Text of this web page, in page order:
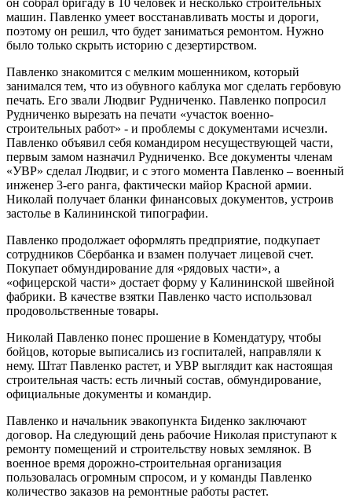
он собрал бригаду в 10 человек и несколько строительных
машин. Павленко умеет восстанавливать мосты и дороги,
поэтому он решил, что будет заниматься ремонтом. Нужно
было только скрыть историю с дезертирством.
Павленко знакомится с мелким мошенником, который
занимался тем, что из обувного каблука мог сделать гербовую
печать. Его звали Людвиг Рудниченко. Павленко попросил
Рудниченко вырезать на печати «участок военно-
строительных работ» - и проблемы с документами исчезли.
Павленко объявил себя командиром несуществующей части,
первым замом назначил Рудниченко. Все документы членам
«УВР» сделал Людвиг, и с этого момента Павленко – военный
инженер 3-его ранга, фактически майор Красной армии.
Николай получает бланки финансовых документов, устроив
застолье в Калининской типографии.
Павленко продолжает оформлять предприятие, подкупает
сотрудников Сбербанка и взамен получает лицевой счет.
Покупает обмундирование для «рядовых части», а
«офицерской части» достает форму у Калининской швейной
фабрики. В качестве взятки Павленко часто использовал
продовольственные товары.
Николай Павленко понес прошение в Комендатуру, чтобы
бойцов, которые выписались из госпиталей, направляли к
нему. Штат Павленко растет, и УВР выглядит как настоящая
строительная часть: есть личный состав, обмундирование,
официальные документы и командир.
Павленко и начальник эвакопункта Биденко заключают
договор. На следующий день рабочие Николая приступают к
ремонту помещений и строительству новых землянок. В
военное время дорожно-строительная организация
пользовалась огромным спросом, и у команды Павленко
количество заказов на ремонтные работы растет.